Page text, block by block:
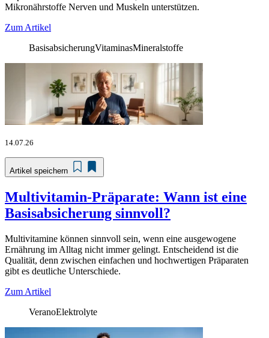
Mikronährstoffe Nerven und Muskeln unterstützen.
Zum Artikel
BasisabsicherungVitaminasMineralstoffe
14.07.26
Artikel speichern
Multivitamin-Präparate: Wann ist eine
Basisabsicherung sinnvoll?
Multivitamine können sinnvoll sein, wenn eine ausgewogene
Ernährung im Alltag nicht immer gelingt. Entscheidend ist die
Qualität, denn zwischen einfachen und hochwertigen Präparaten
gibt es deutliche Unterschiede.
Zum Artikel
VeranoElektrolyte